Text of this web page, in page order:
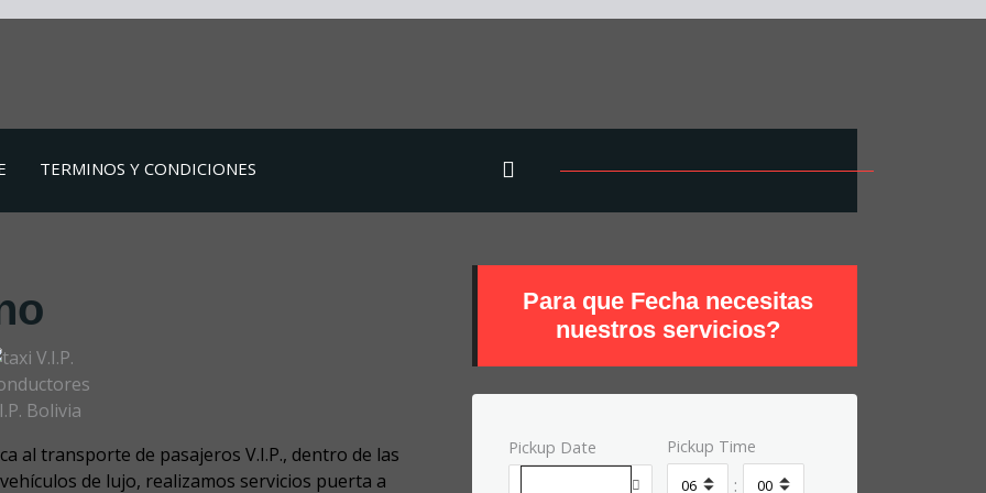
TERMINOS Y CONDICIONES
Bolivia
al transporte de pasajeros V.I.P., dentro de las
de lujo, realizamos servicios puerta a
Para que Fecha necesitas
nuestros servicios?
Pickup Date Pickup Time
: